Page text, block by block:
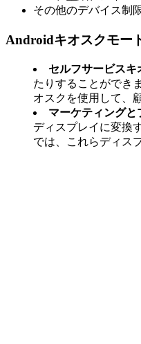
その他のデバイス制
Androidキオスクモー
セルフサービスキ
たりすることができ
オスクを使用して、
マーケティングと
ディスプレイに変換
では、これらディス